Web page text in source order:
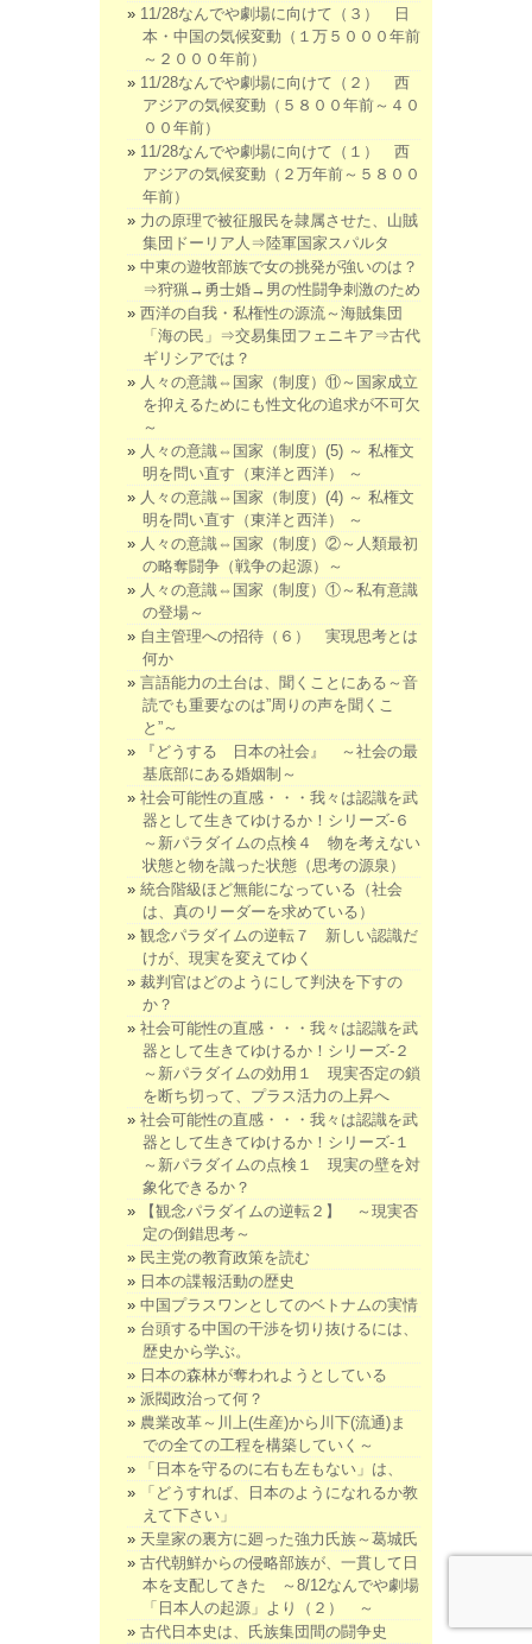
11/28なんでや劇場に向けて（３） 日
本・中国の気候変動（１万５０００年前
～２０００年前）
11/28なんでや劇場に向けて（２） 西
アジアの気候変動（５８００年前～４０
００年前）
11/28なんでや劇場に向けて（１） 西
アジアの気候変動（２万年前～５８００
年前）
力の原理で被征服民を隷属させた、山賊
集団ドーリア人⇒陸軍国家スパルタ
中東の遊牧部族で女の挑発が強いのは？
⇒狩猟→勇士婚→男の性闘争刺激のため
西洋の自我・私権性の源流～海賊集団
「海の民」⇒交易集団フェニキア⇒古代
ギリシアでは？
人々の意識⇔国家（制度）⑪～国家成立
を抑えるためにも性文化の追求が不可欠
～
人々の意識⇔国家（制度）(5) ～ 私権文
明を問い直す（東洋と西洋） ～
人々の意識⇔国家（制度）(4) ～ 私権文
明を問い直す（東洋と西洋） ～
人々の意識⇔国家（制度）②～人類最初
の略奪闘争（戦争の起源）～
人々の意識⇔国家（制度）①～私有意識
の登場～
自主管理への招待（６） 実現思考とは
何か
言語能力の土台は、聞くことにある～音
読でも重要なのは”周りの声を聞くこ
と”～
『どうする 日本の社会』 ～社会の最
基底部にある婚姻制～
社会可能性の直感・・・我々は認識を武
器として生きてゆけるか！シリーズ-６
～新パラダイムの点検４ 物を考えない
状態と物を識った状態（思考の源泉）
統合階級ほど無能になっている（社会
は、真のリーダーを求めている）
観念パラダイムの逆転７ 新しい認識だ
けが、現実を変えてゆく
裁判官はどのようにして判決を下すの
か？
社会可能性の直感・・・我々は認識を武
器として生きてゆけるか！シリーズ-２
～新パラダイムの効用１ 現実否定の鎖
を断ち切って、プラス活力の上昇へ
社会可能性の直感・・・我々は認識を武
器として生きてゆけるか！シリーズ-１
～新パラダイムの点検１ 現実の壁を対
象化できるか？
【観念パラダイムの逆転２】 ～現実否
定の倒錯思考～
民主党の教育政策を読む
日本の諜報活動の歴史
中国プラスワンとしてのベトナムの実情
台頭する中国の干渉を切り抜けるには、
歴史から学ぶ。
日本の森林が奪われようとしている
派閥政治って何？
農業改革～川上(生産)から川下(流通)ま
での全ての工程を構築していく～
「日本を守るのに右も左もない」は、
「どうすれば、日本のようになれるか教
えて下さい」
天皇家の裏方に廻った強力氏族～葛城氏
古代朝鮮からの侵略部族が、一貫して日
本を支配してきた ～8/12なんでや劇場
「日本人の起源」より（２） ～
古代日本史は、氏族集団間の闘争史